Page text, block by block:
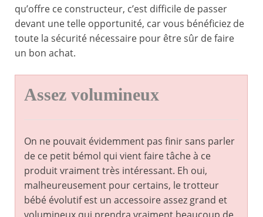
qu’offre ce constructeur, c’est difficile de passer
devant une telle opportunité, car vous bénéficiez de
toute la sécurité nécessaire pour être sûr de faire
un bon achat.
Assez volumineux
On ne pouvait évidemment pas finir sans parler
de ce petit bémol qui vient faire tâche à ce
produit vraiment très intéressant. Eh oui,
malheureusement pour certains, le trotteur
bébé évolutif est un accessoire assez grand et